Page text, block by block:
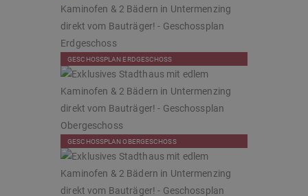
GESCHOSSPLAN ERDGESCHOSS
GESCHOSSPLAN OBERGESCHOSS